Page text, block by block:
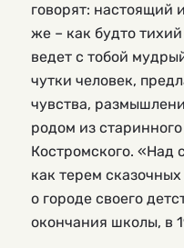
говорят: настоящий
же – как будто
ведет с тобой
чутки человек,
чувства,
родом из
Костромского. «Над
как терем
о городе своего
окончания школы, в